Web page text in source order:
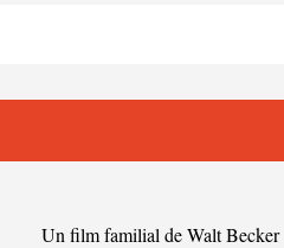
Un film familial de Walt Becker